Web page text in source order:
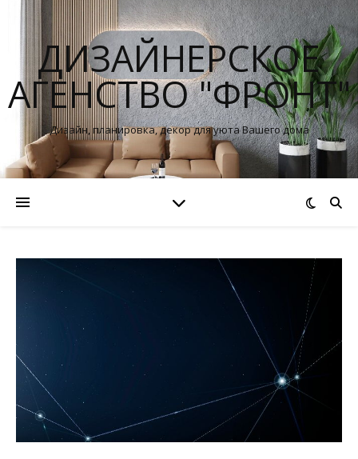
ДИЗАЙНЕРСКОЕ
АГЕНСТВО "ФРОНТ"
Дизайн, планировка, декор для уюта Вашего дома